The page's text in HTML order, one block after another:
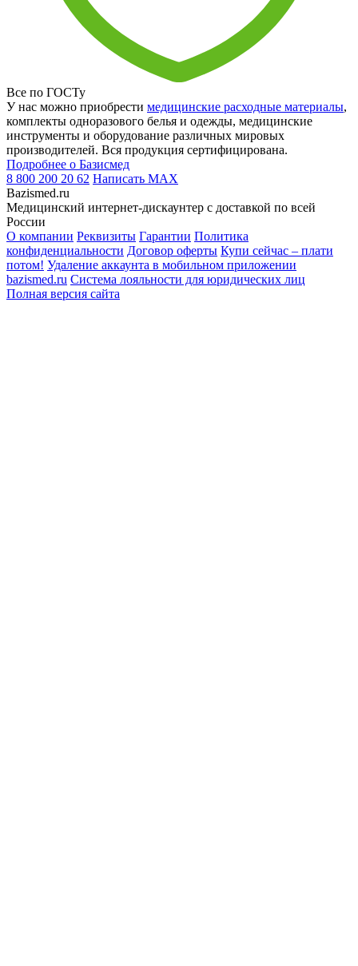
Все по ГОСТу
У нас можно приобрести медицинские расходные материалы,
комплекты одноразового белья и одежды, медицинские
инструменты и оборудование различных мировых
производителей. Вся продукция сертифицирована.
Подробнее о Базисмед
8 800 200 20 62 Написать MAX
Bazismed.ru
Медицинский интернет-дискаунтер с доставкой по всей
России
О компании Реквизиты Гарантии Политика
конфиденциальности Договор оферты Купи сейчас – плати
потом! Удаление аккаунта в мобильном приложении
bazismed.ru Система лояльности для юридических лиц
Полная версия сайта